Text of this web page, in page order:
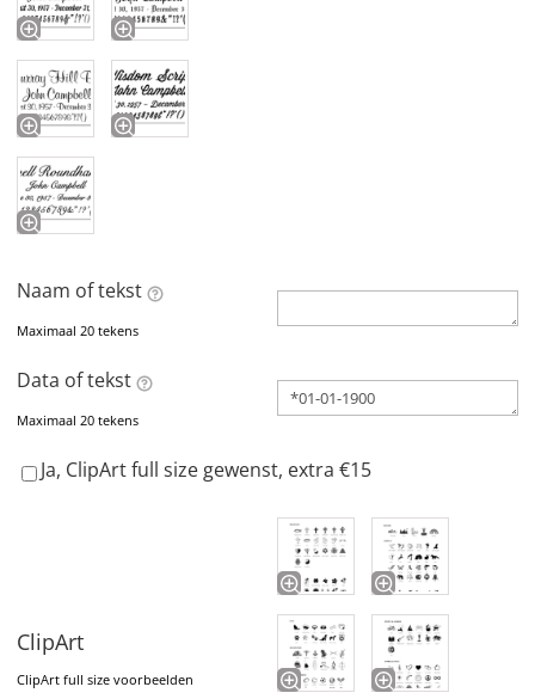
Naam of tekst
Maximaal 20 tekens
Data of tekst
Maximaal 20 tekens
Ja, ClipArt full size gewenst, extra €15
ClipArt
ClipArt full size voorbeelden